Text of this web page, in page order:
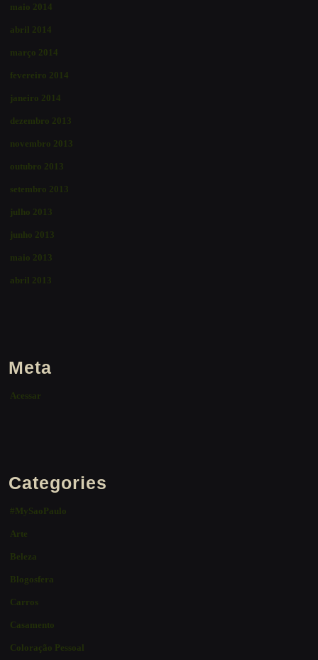
maio 2014
abril 2014
março 2014
fevereiro 2014
janeiro 2014
dezembro 2013
novembro 2013
outubro 2013
setembro 2013
julho 2013
junho 2013
maio 2013
abril 2013
Meta
Acessar
Categories
#MySaoPaulo
Arte
Beleza
Blogosfera
Carros
Casamento
Coloração Pessoal